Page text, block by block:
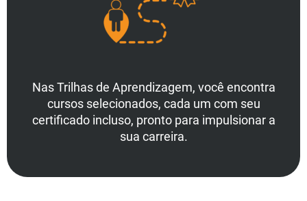
Nas Trilhas de Aprendizagem, você encontra
cursos selecionados, cada um com seu
certificado incluso, pronto para impulsionar a
sua carreira.